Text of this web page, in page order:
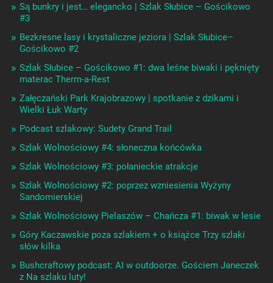
Są bunkry i jest… elegancko | Szlak Słubice – Gościkowo
#3
Bezkresne lasy i krystaliczne jeziora | Szlak Słubice–
Gościkowo #2
Szlak Słubice – Gościkowo #1: dwa leśne biwaki i pęknięty
materac Therm-a-Rest
Załęczański Park Krajobrazowy | spotkanie z dzikami i
Wielki Łuk Warty
Podcast szlakowy: Sudety Grand Trail
Szlak Wolnościowy #4: słoneczna końcówka
Szlak Wolnościowy #3: połanieckie atrakcje
Szlak Wolnościowy #2: poprzez wzniesienia Wyżyny
Sandomierskiej
Szlak Wolnościowy Pielaszów – Chańcza #1: biwak w lesie
Góry Kaczawskie poza szlakiem + o książce Trzy szlaki
słów kilka
Bushcraftowy podcast: AI w outdoorze. Gościem Janeczek
z Na szlaku luty!